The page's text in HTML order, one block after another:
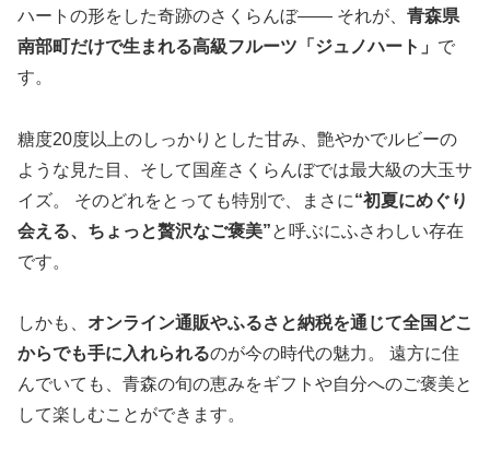
ハートの形をした奇跡のさくらんぼ—— それが、 青森県
南部町だけで生まれる高級フルーツ「ジュノハート」 で
す。
糖度20度以上のしっかりとした甘み、艶やかでルビーの
ような見た目、そして国産さくらんぼでは最大級の大玉サ
イズ。 そのどれをとっても特別で、まさに“初夏にめぐり
会える、ちょっと贅沢なご褒美”と呼ぶにふさわしい存在
です。
しかも、 オンライン通販やふるさと納税を通じて全国どこ
からでも手に入れられるのが今の時代の魅力。 遠方に住
んでいても、青森の旬の恵みをギフトや自分へのご褒美と
して楽しむことができます。